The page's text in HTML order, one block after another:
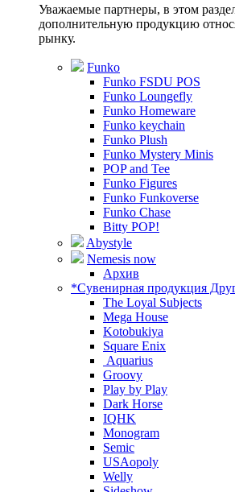
Уважаемые партнеры, в этом
дополнительную продукцию
рынку.
Funko
Funko FSDU POS
Funko Loungefly
Funko Homeware
Funko keychain
Funko Plush
Funko Mystery Minis
POP and Tee
Funko Figures
Funko Funkoverse
Funko Chase
Bitty POP!
Abystyle
Nemesis now
Архив
*Сувенирная продукция
The Loyal Subjects
Mega House
Kotobukiya
Square Enix
Aquarius
Groovy
Play by Play
Dark Horse
IQHK
Monogram
Semic
USAopoly
Welly